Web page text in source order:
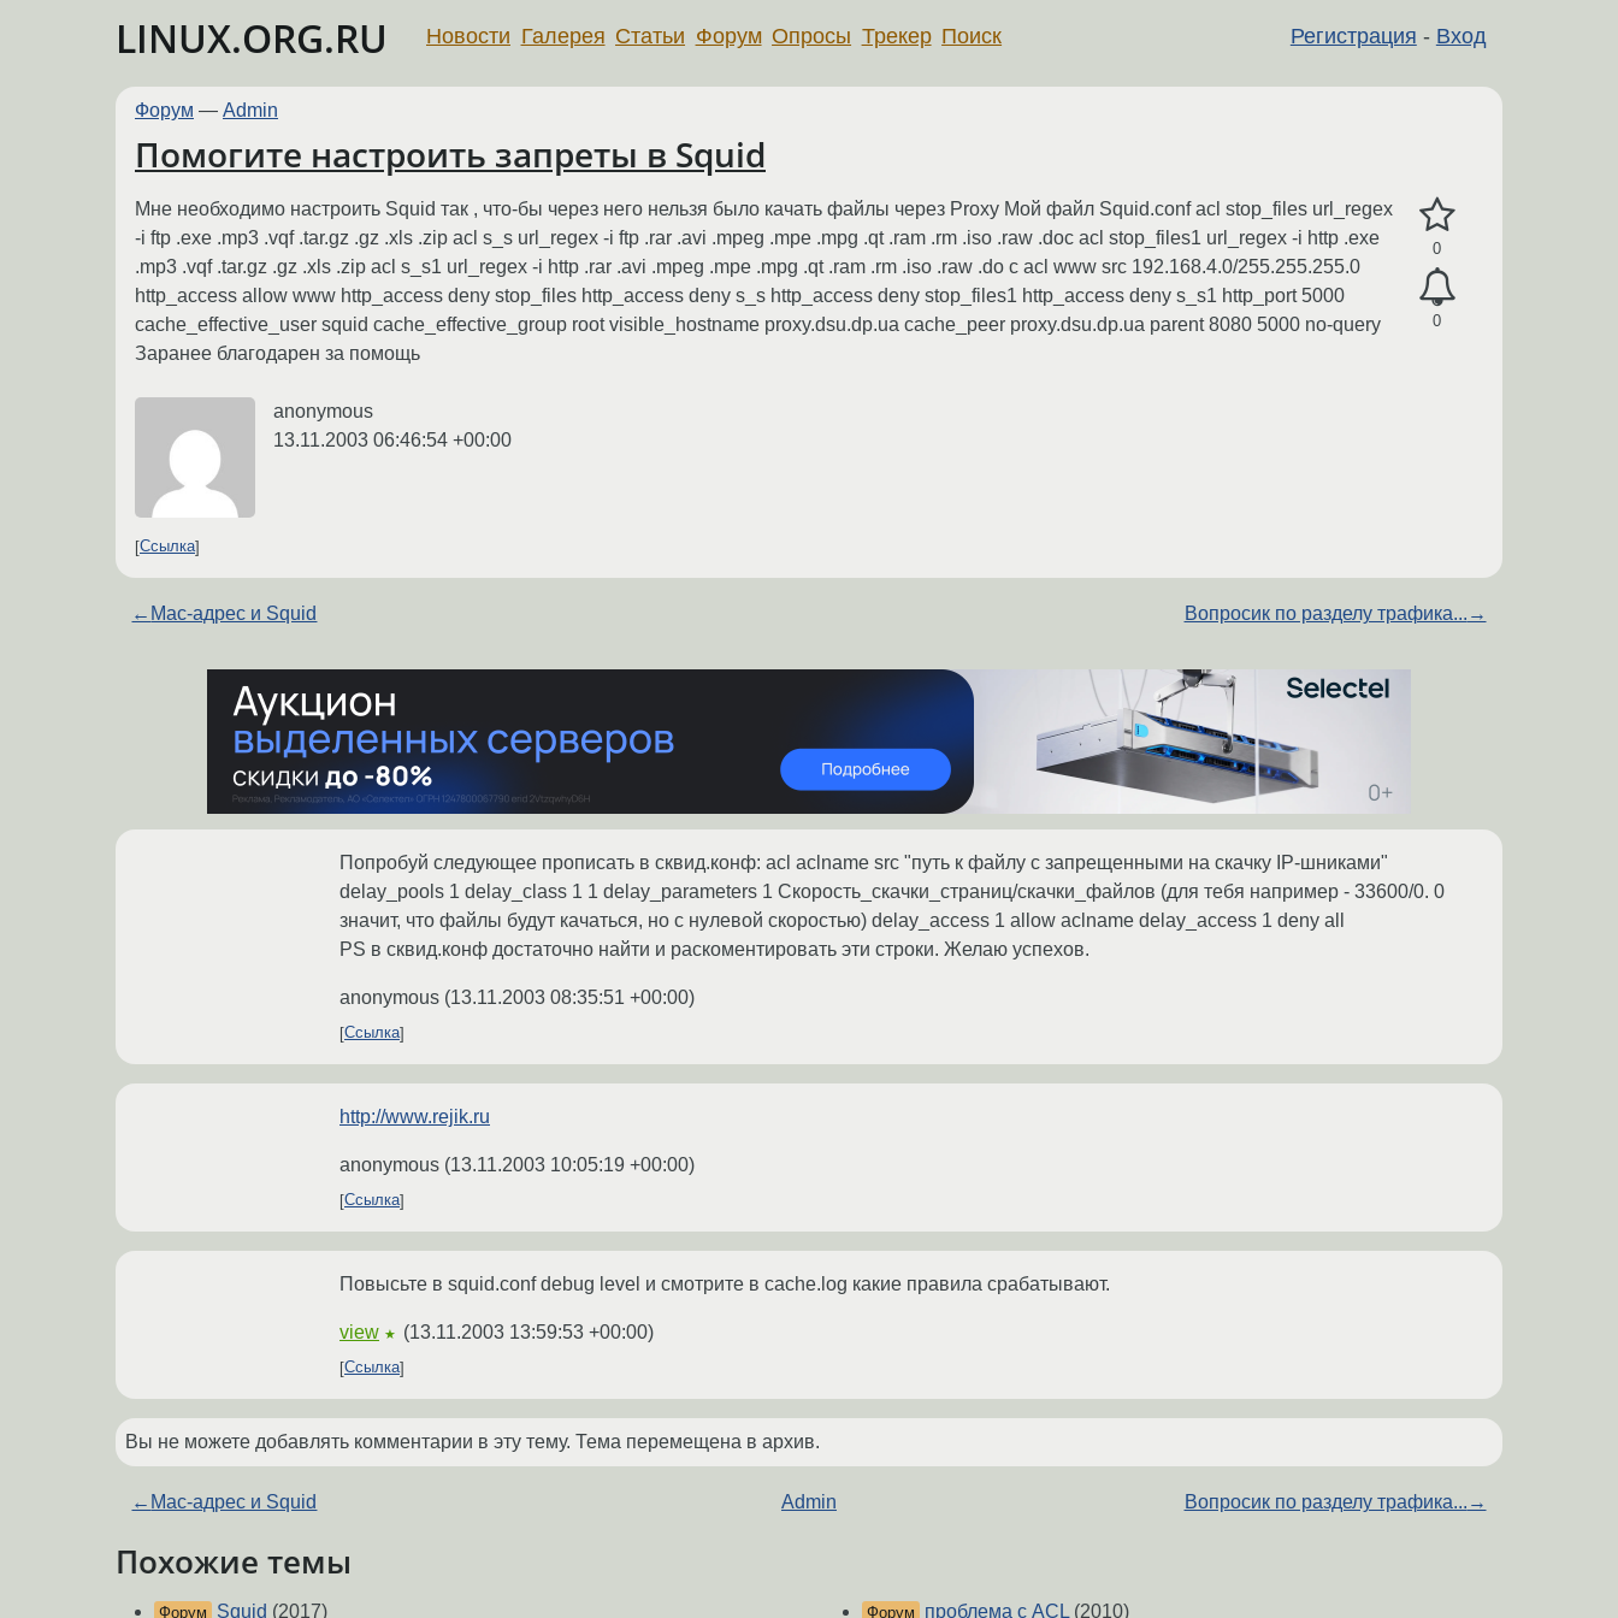
LINUX.ORG.RU Регистрация - Вход
Новости Галерея Статьи Форум Опросы Трекер Поиск
Форум — Admin
Помогите настроить запреты в Squid
0
0
Мне необходимо настроить Squid так , что-бы через него нельзя было качать файлы через Proxy Мой файл Squid.conf acl stop_files url_regex
-i ftp .exe .mp3 .vqf .tar.gz .gz .xls .zip acl s_s url_regex -i ftp .rar .avi .mpeg .mpe .mpg .qt .ram .rm .iso .raw .doc acl stop_files1 url_regex -i http .exe
.mp3 .vqf .tar.gz .gz .xls .zip acl s_s1 url_regex -i http .rar .avi .mpeg .mpe .mpg .qt .ram .rm .iso .raw .do c acl www src 192.168.4.0/255.255.255.0
http_access allow www http_access deny stop_files http_access deny s_s http_access deny stop_files1 http_access deny s_s1 http_port 5000
cache_effective_user squid cache_effective_group root visible_hostname proxy.dsu.dp.ua cache_peer proxy.dsu.dp.ua parent 8080 5000 no-query
Заранее благодарен за помощь
anonymous
13.11.2003 06:46:54 +00:00
Ссылка
← Mac-адрес и Squid Вопросик по разделу трафика... →
Попробуй следующее прописать в сквид.конф: acl aclname src "путь к файлу с запрещенными на скачку IP-шниками"
delay_pools 1 delay_class 1 1 delay_parameters 1 Скорость_скачки_страниц/скачки_файлов (для тебя например - 33600/0. 0
значит, что файлы будут качаться, но с нулевой скоростью) delay_access 1 allow aclname delay_access 1 deny all
PS в сквид.конф достаточно найти и раскоментировать эти строки. Желаю успехов.
anonymous (13.11.2003 08:35:51 +00:00)
Ссылка
http://www.rejik.ru
anonymous (13.11.2003 10:05:19 +00:00)
Ссылка
Повысьте в squid.conf debug level и смотрите в cache.log какие правила срабатывают.
view ★ (13.11.2003 13:59:53 +00:00)
Ссылка
Вы не можете добавлять комментарии в эту тему. Тема перемещена в архив.
← Mac-адрес и Squid Admin Вопросик по разделу трафика... →
Похожие темы
Форум Squid (2017) Форум проблема с ACL(2010)